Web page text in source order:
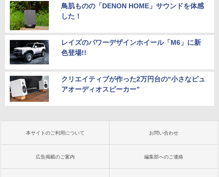
鳥肌ものの「DENON HOME」サウンドを体感
した！
レイズのパワーデザインホイール「M6」に新
色登場!!
クリエイティブが作った2万円台の“小さなピュ
アオーディオスピーカー”
本サイトのご利用について お問い合わせ
広告掲載のご案内 編集部へのご連絡